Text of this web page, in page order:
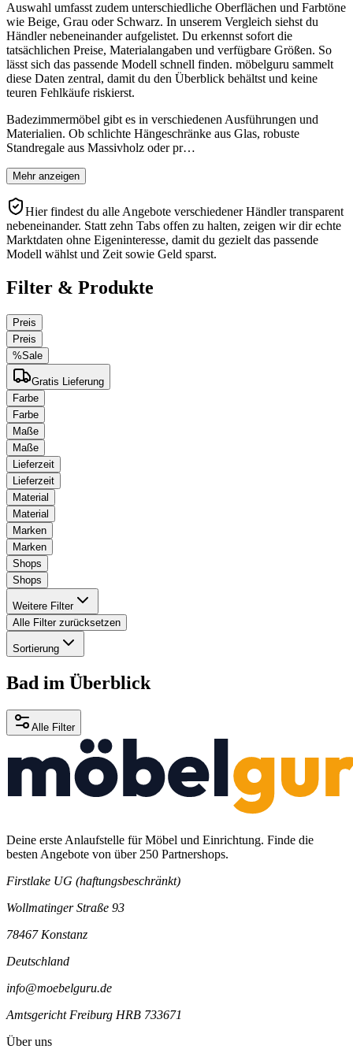
Auswahl umfasst zudem unterschiedliche Oberflächen und Farbtöne
wie Beige, Grau oder Schwarz. In unserem Vergleich siehst du
Händler nebeneinander aufgelistet. Du erkennst sofort die
tatsächlichen Preise, Materialangaben und verfügbare Größen. So
lässt sich das passende Modell schnell finden. möbelguru sammelt
diese Daten zentral, damit du den Überblick behältst und keine
teuren Fehlkäufe riskierst.
Badezimmermöbel gibt es in verschiedenen Ausführungen und
Materialien. Ob schlichte Hängeschränke aus Glas, robuste
Standregale aus Massivholz oder pr…
Mehr anzeigen
Hier findest du alle Angebote verschiedener Händler transparent
nebeneinander. Statt zehn Tabs offen zu halten, zeigen wir dir echte
Marktdaten ohne Eigeninteresse, damit du gezielt das passende
Modell wählst und Zeit sowie Geld sparst.
Filter & Produkte
Preis
Preis
%Sale
Gratis Lieferung
Farbe
Farbe
Maße
Maße
Lieferzeit
Lieferzeit
Material
Material
Marken
Marken
Shops
Shops
Weitere Filter
Alle Filter zurücksetzen
Sortierung
Bad im Überblick
Alle Filter
Deine erste Anlaufstelle für Möbel und Einrichtung. Finde die
besten Angebote von über 250 Partnershops.
Firstlake UG (haftungsbeschränkt)
Wollmatinger Straße 93
78467 Konstanz
Deutschland
info@moebelguru.de
Amtsgericht Freiburg HRB 733671
Über uns